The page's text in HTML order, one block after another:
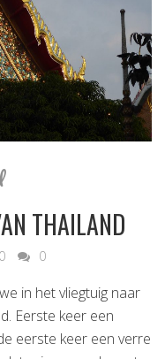
THAILAND
0 0
in het vliegtuig naar
Eerste keer een
eerste keer een verre